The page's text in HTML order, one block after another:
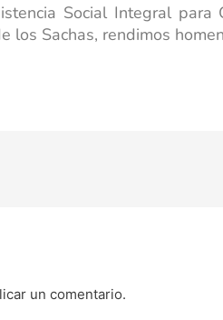
Social Integral
los Sachas, rendimos
un comentario.